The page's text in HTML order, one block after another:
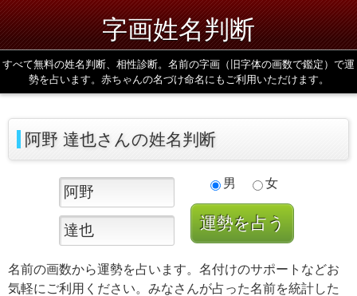
字画姓名判断
すべて無料の姓名判断、相性診断。名前の字画（旧字体の画数で鑑定）で運
勢を占います。赤ちゃんの名づけ命名にもご利用いただけます。
阿野 達也さんの姓名判断
男 女
名前の画数から運勢を占います。名付けのサポートなどお
気軽にご利用ください。みなさんが占った名前を統計した